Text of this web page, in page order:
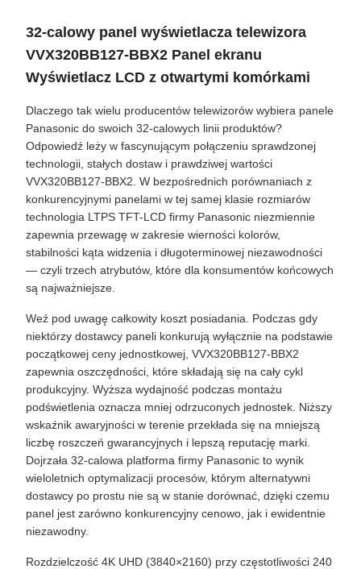
32-calowy panel wyświetlacza telewizora
VVX320BB127-BBX2 Panel ekranu
Wyświetlacz LCD z otwartymi komórkami
Dlaczego tak wielu producentów telewizorów wybiera panele
Panasonic do swoich 32-calowych linii produktów?
Odpowiedź leży w fascynującym połączeniu sprawdzonej
technologii, stałych dostaw i prawdziwej wartości
VVX320BB127-BBX2. W bezpośrednich porównaniach z
konkurencyjnymi panelami w tej samej klasie rozmiarów
technologia LTPS TFT-LCD firmy Panasonic niezmiennie
zapewnia przewagę w zakresie wierności kolorów,
stabilności kąta widzenia i długoterminowej niezawodności
— czyli trzech atrybutów, które dla konsumentów końcowych
są najważniejsze.
Weź pod uwagę całkowity koszt posiadania. Podczas gdy
niektórzy dostawcy paneli konkurują wyłącznie na podstawie
początkowej ceny jednostkowej, VVX320BB127-BBX2
zapewnia oszczędności, które składają się na cały cykl
produkcyjny. Wyższa wydajność podczas montażu
podświetlenia oznacza mniej odrzuconych jednostek. Niższy
wskaźnik awaryjności w terenie przekłada się na mniejszą
liczbę roszczeń gwarancyjnych i lepszą reputację marki.
Dojrzała 32-calowa platforma firmy Panasonic to wynik
wieloletnich optymalizacji procesów, którym alternatywni
dostawcy po prostu nie są w stanie dorównać, dzięki czemu
panel jest zarówno konkurencyjny cenowo, jak i ewidentnie
niezawodny.
Rozdzielczość 4K UHD (3840×2160) przy częstotliwości 240